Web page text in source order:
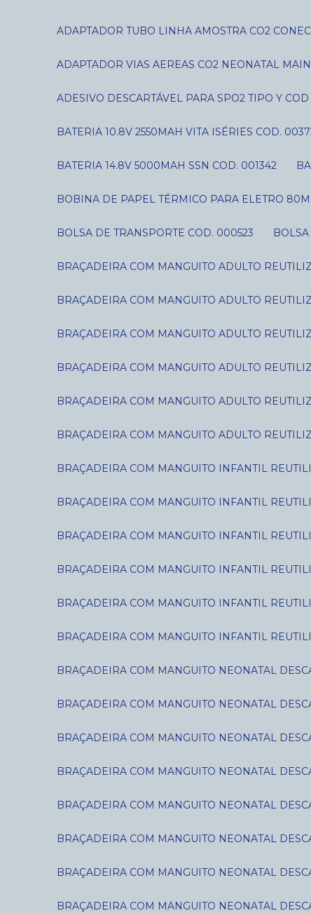
ADAPTADOR TUBO LINHA AMOSTRA CO2
ADAPTADOR VIAS AEREAS CO2 NEONATAL
ADESIVO DESCARTÁVEL PARA SPO2 TIPO Y
BATERIA 10.8V 2550MAH VITA ISÉRIES COD.
BATERIA 14.8V 5000MAH SSN COD. 001342
BOBINA DE PAPEL TÉRMICO PARA ELETRO
BOLSA DE TRANSPORTE COD. 000523
BRAÇADEIRA COM MANGUITO ADULTO
BRAÇADEIRA COM MANGUITO ADULTO
BRAÇADEIRA COM MANGUITO ADULTO
BRAÇADEIRA COM MANGUITO ADULTO
BRAÇADEIRA COM MANGUITO ADULTO
BRAÇADEIRA COM MANGUITO ADULTO
BRAÇADEIRA COM MANGUITO INFANTIL
BRAÇADEIRA COM MANGUITO INFANTIL
BRAÇADEIRA COM MANGUITO INFANTIL
BRAÇADEIRA COM MANGUITO INFANTIL
BRAÇADEIRA COM MANGUITO INFANTIL
BRAÇADEIRA COM MANGUITO INFANTIL
BRAÇADEIRA COM MANGUITO NEONATAL
BRAÇADEIRA COM MANGUITO NEONATAL
BRAÇADEIRA COM MANGUITO NEONATAL
BRAÇADEIRA COM MANGUITO NEONATAL
BRAÇADEIRA COM MANGUITO NEONATAL
BRAÇADEIRA COM MANGUITO NEONATAL
BRAÇADEIRA COM MANGUITO NEONATAL
BRAÇADEIRA COM MANGUITO NEONATAL